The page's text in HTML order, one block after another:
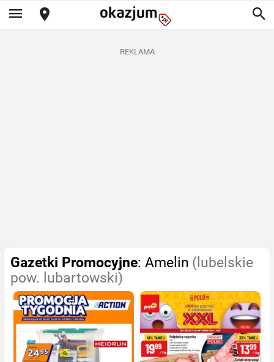
REKLAMA
Gazetki Promocyjne: Amelin (lubelskie
pow. lubartowski)